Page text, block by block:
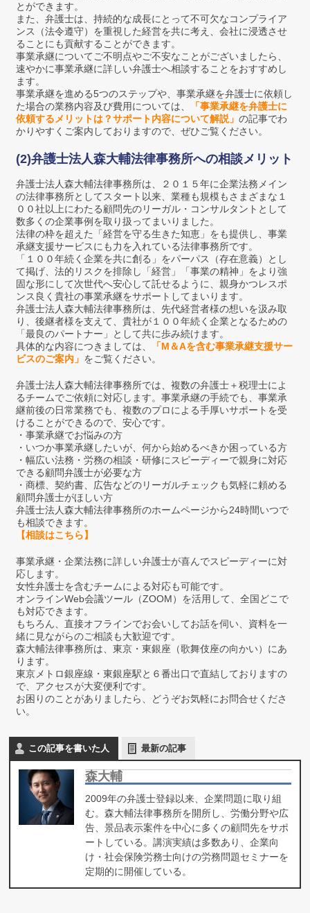
とができます。
また、弁護士は、持続的な成長にとって不可欠なコンプライア
ンス（法令遵守）を重視した経営を共に考え、会社に浸透させ
ることにも貢献することができます。
事業承継についてご不明点やご不安なことがございましたら、
速やかに事業承継に詳しい弁護士へ相談することをおすすめし
ます。
事業承継を進める5つのステップや、事業承継を弁護士に依頼し
た場合の業務内容及び費用については、
「事業承継を弁護士に
依頼するメリットは？サポート内容について解説」の記事でわ
かりやすくご案内しておりますので、ぜひご覧ください。
(2)弁護士法人森大輔法律事務所への相談メリット
弁護士法人森大輔法律事務所は、２０１５年に企業法務メイン
の法律事務所としてスタート以来、業種も規模もさまざまな１
００社以上にわたる顧問先のリーガル・コンサルタントとして
数多くの企業事例を取り扱ってまいりました。
法律の枠を超えた「経営を守る生きた知恵」をも提供し、事業
承継支援サービスにも力を入れている法律事務所です。
「１００年続く企業を共に創る」をパーパス（存在意義）とし
て掲げ、法的リスクを排除し「経営」「事業の精神」をより強
固な形にして次世代へ安心して託せるように、親身かつレスポ
ンス良く貴社の事業承継をサポートしてまいります。
弁護士法人森大輔法律事務所は、先代経営者様の想いを汲み取
り、後継者様を支えて、貴社が１００年続く企業となるための
「最良のパートナー」として共に歩み続けます。
具体的な内容につきましては、
「M＆Aを含む事業承継支援サー
ビスのご案内」 をご覧ください。
弁護士法人森大輔法律事務所では、複数の弁護士＋税理士によ
るチームでご依頼に対応します。事業承継の手続でも、事業承
継前後の日常業務でも、複数のプロによる手厚いサポートを受
けることができるので、安心です。
・事業承継でお悩みの方
・いつか事業承継したいが、何から始めるべきか困っている方
・幅広い法務・労務の相談・研修にスピーディーで親身に対応
できる顧問弁護士が必要な方
・商標、契約書、広告などのリーガルチェックも気軽に頼める
顧問弁護士がほしい方
弁護士法人森大輔法律事務所のホームページから24時間いつで
も相談できます。
【相談はこちら】
事業承継・企業法務に詳しい弁護士が喜んでスピーディーに対
応します。
女性弁護士を含むチームによる対応も可能です。
オンラインWeb会議ツール（ZOOM）を活用して、全国どこで
も対応できます。
もちろん、直接オフラインでお会いしてお話を伺い、資料を一
緒に見ながらのご相談も大歓迎です。
森大輔法律事務所は、東京・東銀座（歌舞伎座の向かい）にあ
ります。
東京メトロ銀座線・東銀座駅と６番出口で直結しておりますの
で、アクセスが大変便利です。
お困りのことがありましたら、どうぞお気軽にお問合せくださ
い。
この記事を書いた人 最新の記事
森大輔
2009年の弁護士登録以来、企業問題に取り組
む。森大輔法律事務所を開所し、労働分野や広
告、景品表示案件を中心に多くの顧問先をサポ
ートしている。講演実績は多数あり、企業向
け・社会保険労務士向けの労務問題セミナーを
定期的に開催している。